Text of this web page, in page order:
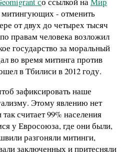
митингующих - отменить
от двух до четырех тысяч
правам человека возложил
государство за моральный
во время митинга против
в Тбилиси в 2012 году.
зафиксировать наше
Этому явлению нет
считает 99% населения
у Евросоюза, где они были,
разгоняли митинги,
заключенных и притесняли